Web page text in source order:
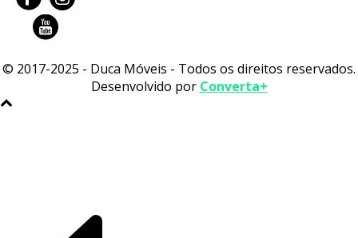
© 2017-2025 - Duca Móveis - Todos os direitos reservados.
Desenvolvido por Converta+